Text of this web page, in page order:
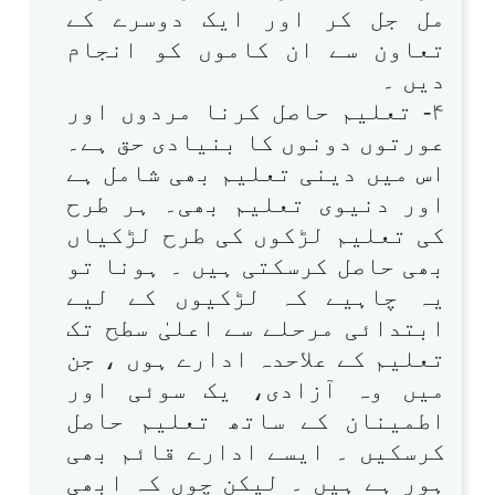
مل جل کر اور ایک دوسرے کے
تعاون سے ان کاموں کو انجام
دیں ۔
۴- تعلیم حاصل کرنا مردوں اور
عورتوں دونوں کا بنیادی حق ہے۔
اس میں دینی تعلیم بھی شامل ہے
اور دنیوی تعلیم بھی۔ ہر طرح
کی تعلیم لڑکوں کی طرح لڑکیاں
بھی حاصل کرسکتی ہیں ۔ ہونا تو
یہ چاہیے کہ لڑکیوں کے لیے
ابتدائی مرحلے سے اعلیٰ سطح تک
تعلیم کے علاحدہ ادارے ہوں ، جن
میں وہ آزادی، یک سوئی اور
اطمینان کے ساتھ تعلیم حاصل
کرسکیں ۔ ایسے ادارے قائم بھی
ہور ہے ہیں ۔ لیکن چوں کہ ابھی